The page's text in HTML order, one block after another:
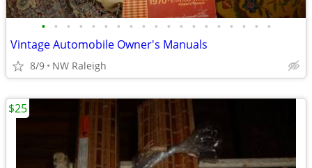
• • • • • • • • • • • • • • • • • • •
Vintage Automobile Owner's Manuals
8/9 NW Raleigh
$25